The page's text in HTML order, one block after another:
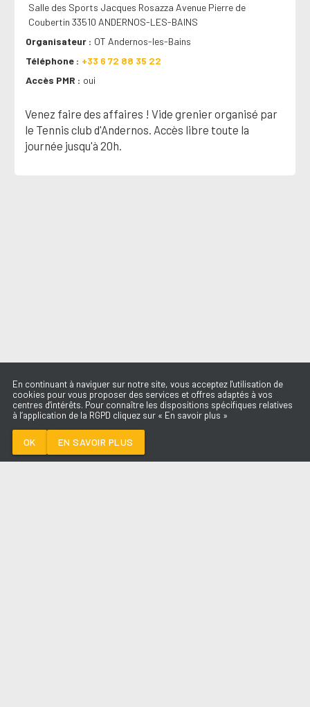
SAVE ME TONIGHT
Salle des Sports Jacques Rosazza Avenue Pierre de
Coubertin 33510 ANDERNOS-LES-BAINS
Organisateur
OT Andernos-les-Bains
Téléphone
+33 6 72 88 35 22
Accès PMR
oui
Venez faire des affaires ! Vide grenier organisé par
le Tennis club d'Andernos. Accès libre toute la
journée jusqu'à 20h.
En continuant à naviguer sur notre site, vous acceptez l'utilisation de
cookies pour vous proposer des services et offres adaptés à vos
centres d'intérêts. Pour connaître les dispositions spécifiques relatives
à l’application de la RGPD cliquez sur « En savoir plus »
OK EN SAVOIR PLUS